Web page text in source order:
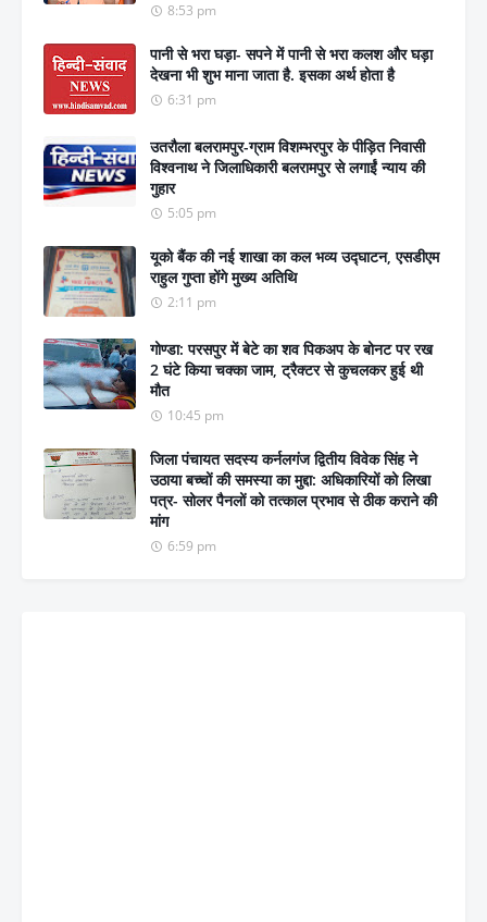
8:53 pm
पानी से भरा घड़ा- सपने में पानी से भरा कलश और घड़ा
देखना भी शुभ माना जाता है. इसका अर्थ होता है
6:31 pm
उतरौला बलरामपुर-ग्राम विशम्भरपुर के पीड़ित निवासी
विश्वनाथ ने जिलाधिकारी बलरामपुर से लगाईं न्याय की
गुहार
5:05 pm
यूको बैंक की नई शाखा का कल भव्य उद्घाटन, एसडीएम
राहुल गुप्ता होंगे मुख्य अतिथि
2:11 pm
गोण्डा: परसपुर में बेटे का शव पिकअप के बोनट पर रख
2 घंटे किया चक्का जाम, ट्रैक्टर से कुचलकर हुई थी
मौत
10:45 pm
जिला पंचायत सदस्य कर्नलगंज द्वितीय विवेक सिंह ने
उठाया बच्चों की समस्या का मुद्दा: अधिकारियों को लिखा
पत्र- सोलर पैनलों को तत्काल प्रभाव से ठीक कराने की
मांग
6:59 pm